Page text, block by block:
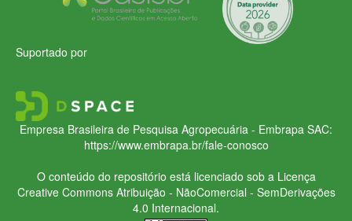
Suportado por
Empresa Brasileira de Pesquisa Agropecuária - Embrapa SAC:
https://www.embrapa.br/fale-conosco
O conteúdo do repositório está licenciado sob a Licença
Creative CommonsAtribuição - NãoComercial - SemDerivações
4.0 Internacional.